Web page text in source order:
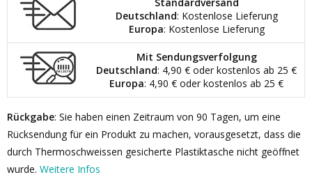
Deutschland: Kostenlose Lieferung
Europa: Kostenlose Lieferung
Mit Sendungsverfolgung
Deutschland: 4,90 € oder kostenlos ab 25 €
Europa: 4,90 € oder kostenlos ab 25 €
Rückgabe: Sie haben einen Zeitraum von 90 Tagen, um eine
Rücksendung für ein Produkt zu machen, vorausgesetzt, dass die
durch Thermoschweissen gesicherte Plastiktasche nicht geöffnet
wurde. Weitere Infos